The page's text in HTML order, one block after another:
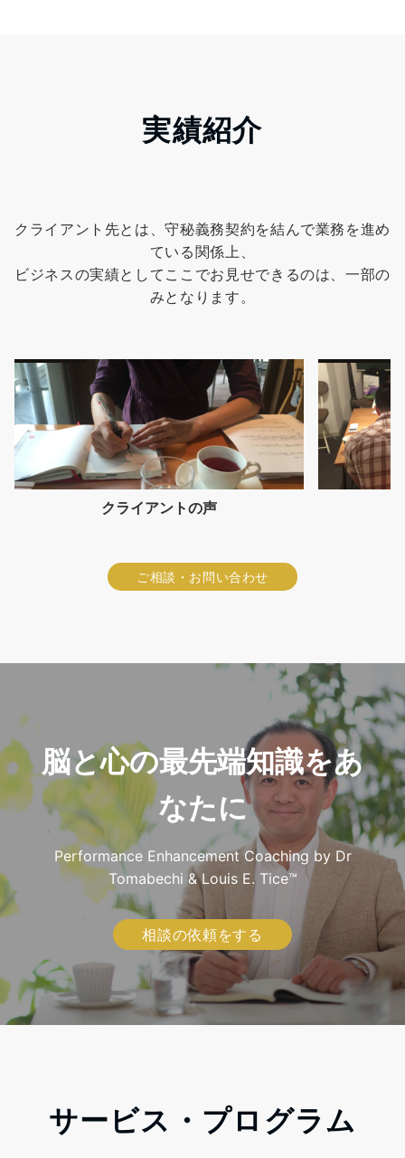
実績紹介
クライアント先とは、守秘義務契約を結んで業務を進め
ている関係上、
ビジネスの実績としてここでお見せできるのは、一部の
みとなります。
クライアントの声
ご相談・お問い合わせ
脳と心の最先端知識をあ
なたに
Performance Enhancement Coaching by Dr
Tomabechi & Louis E. Tice™
相談の依頼をする
サービス・プログラム